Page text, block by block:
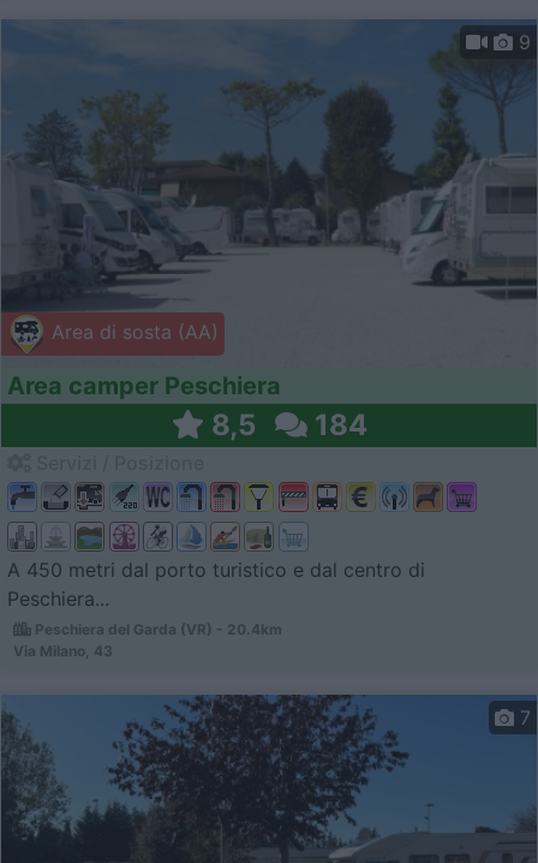
Area di sosta (AA)
9
Area camper Peschiera
8,5 184
A 450 metri dal porto turistico e dal centro di
Peschiera...
Peschiera del Garda (VR) - 20.4km
Via Milano, 43
7